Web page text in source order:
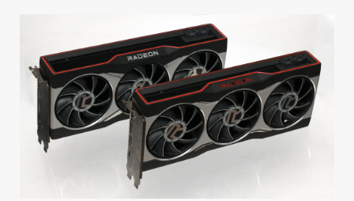
VAIHDA TEEMA
HAKU